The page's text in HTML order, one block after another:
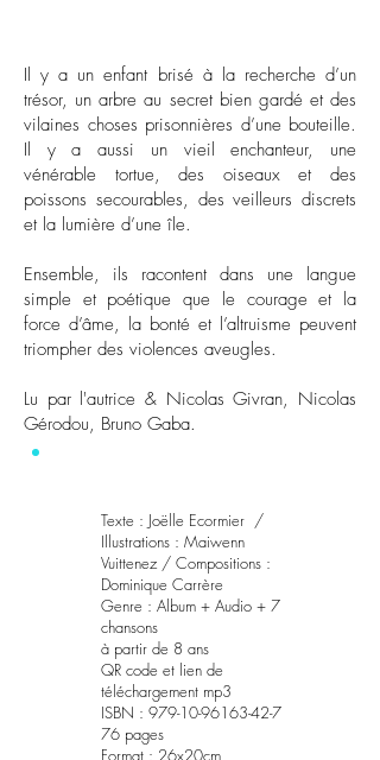
Il y a un enfant brisé à la recherche d’un
trésor, un arbre au secret bien gardé et des
vilaines choses prisonnières d’une bouteille.
Il y a aussi un vieil enchanteur, une
vénérable tortue, des oiseaux et des
poissons secourables, des veilleurs discrets
et la lumière d’une île.
Ensemble, ils racontent dans une langue
simple et poétique que le courage et la
force d’âme, la bonté et l’altruisme peuvent
triompher des violences aveugles.
Lu par l'autrice & Nicolas Givran, Nicolas
Gérodou, Bruno Gaba.
Texte : Joëlle Ecormier /
Illustrations : Maiwenn
Vuittenez / Compositions :
Dominique Carrère
Genre : Album + Audio + 7
chansons
à partir de 8 ans
QR code et lien de
téléchargement mp3
ISBN : 979-10-96163-42-7
76 pages
Format : 26x20cm